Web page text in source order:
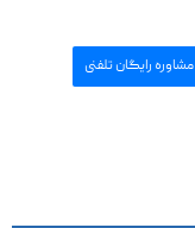
مشاوره رایگان تلفنی